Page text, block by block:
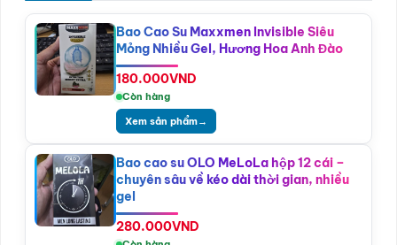
Bao Cao Su Maxxmen Invisible Siêu
Mỏng Nhiều Gel, Hương Hoa Anh Đào
180.000VND
Còn hàng
Xem sản phẩm→
Bao cao su OLO MeLoLa hộp 12 cái –
chuyên sâu về kéo dài thời gian, nhiều
gel
280.000VND